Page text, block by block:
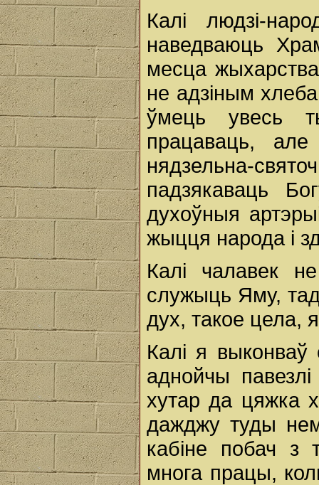
Калі людзі-
наведваюць
месца
не адзіным
ўмець увесь
працаваць,
нядзельна-
падзякаваць
духоўныя
жыцця народа і
Калі чалавек
служыць Яму,
дух, такое цела,
Калі я
аднойчы
хутар да цяжка
дажджу туды
кабіне побач з
многа працы,